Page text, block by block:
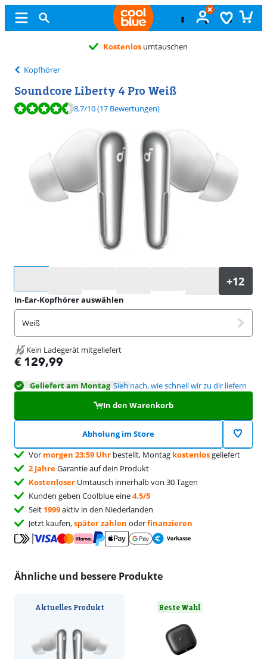
Kostenlos umtauschen
Kopfhörer
Soundcore Liberty 4 Pro Weiß
Bewertet mit 8,7 von 10, basierend auf 17 Bewertungen.
8,7/10(17 Bewertungen)
In-Ear-Kopfhörer auswählen
Weiß
Kein Ladegerät mitgeliefert
€ 129,99
Geliefert am Montag Sieh nach, wie schnell wir zu dir liefern
In den Warenkorb
Abholung im Store
Vor morgen 23:59 Uhr bestellt, Montag kostenlosgeliefert
2 JahreGarantie auf dein Produkt
Kostenloser Umtausch innerhalb von 30 Tagen
Kunden geben Coolblue eine4.5/5
Seit 1999aktiv in den Niederlanden
Jetzt kaufen,später zahlen oderfinanzieren
Ähnliche und bessere Produkte
Aktuelles Produkt Beste Wahl